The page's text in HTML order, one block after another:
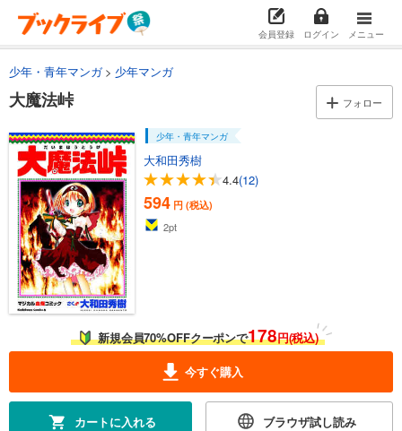
会員登録 ログイン メニュー
少年・青年マンガ 少年マンガ
大魔法峠 フォロー
少年・青年マンガ
大和田秀樹
4.4(12)
594 円 (税込)
2pt
新規会員70%OFFクーポンで178円(税込)
今すぐ購入
カートに入れる ブラウザ試し読み